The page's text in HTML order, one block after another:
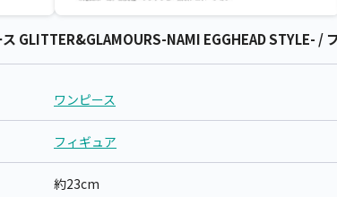
ス GLITTER&GLAMOURS-NAMI EGGHEAD STYLE- /
ワンピース
フィギュア
約23cm